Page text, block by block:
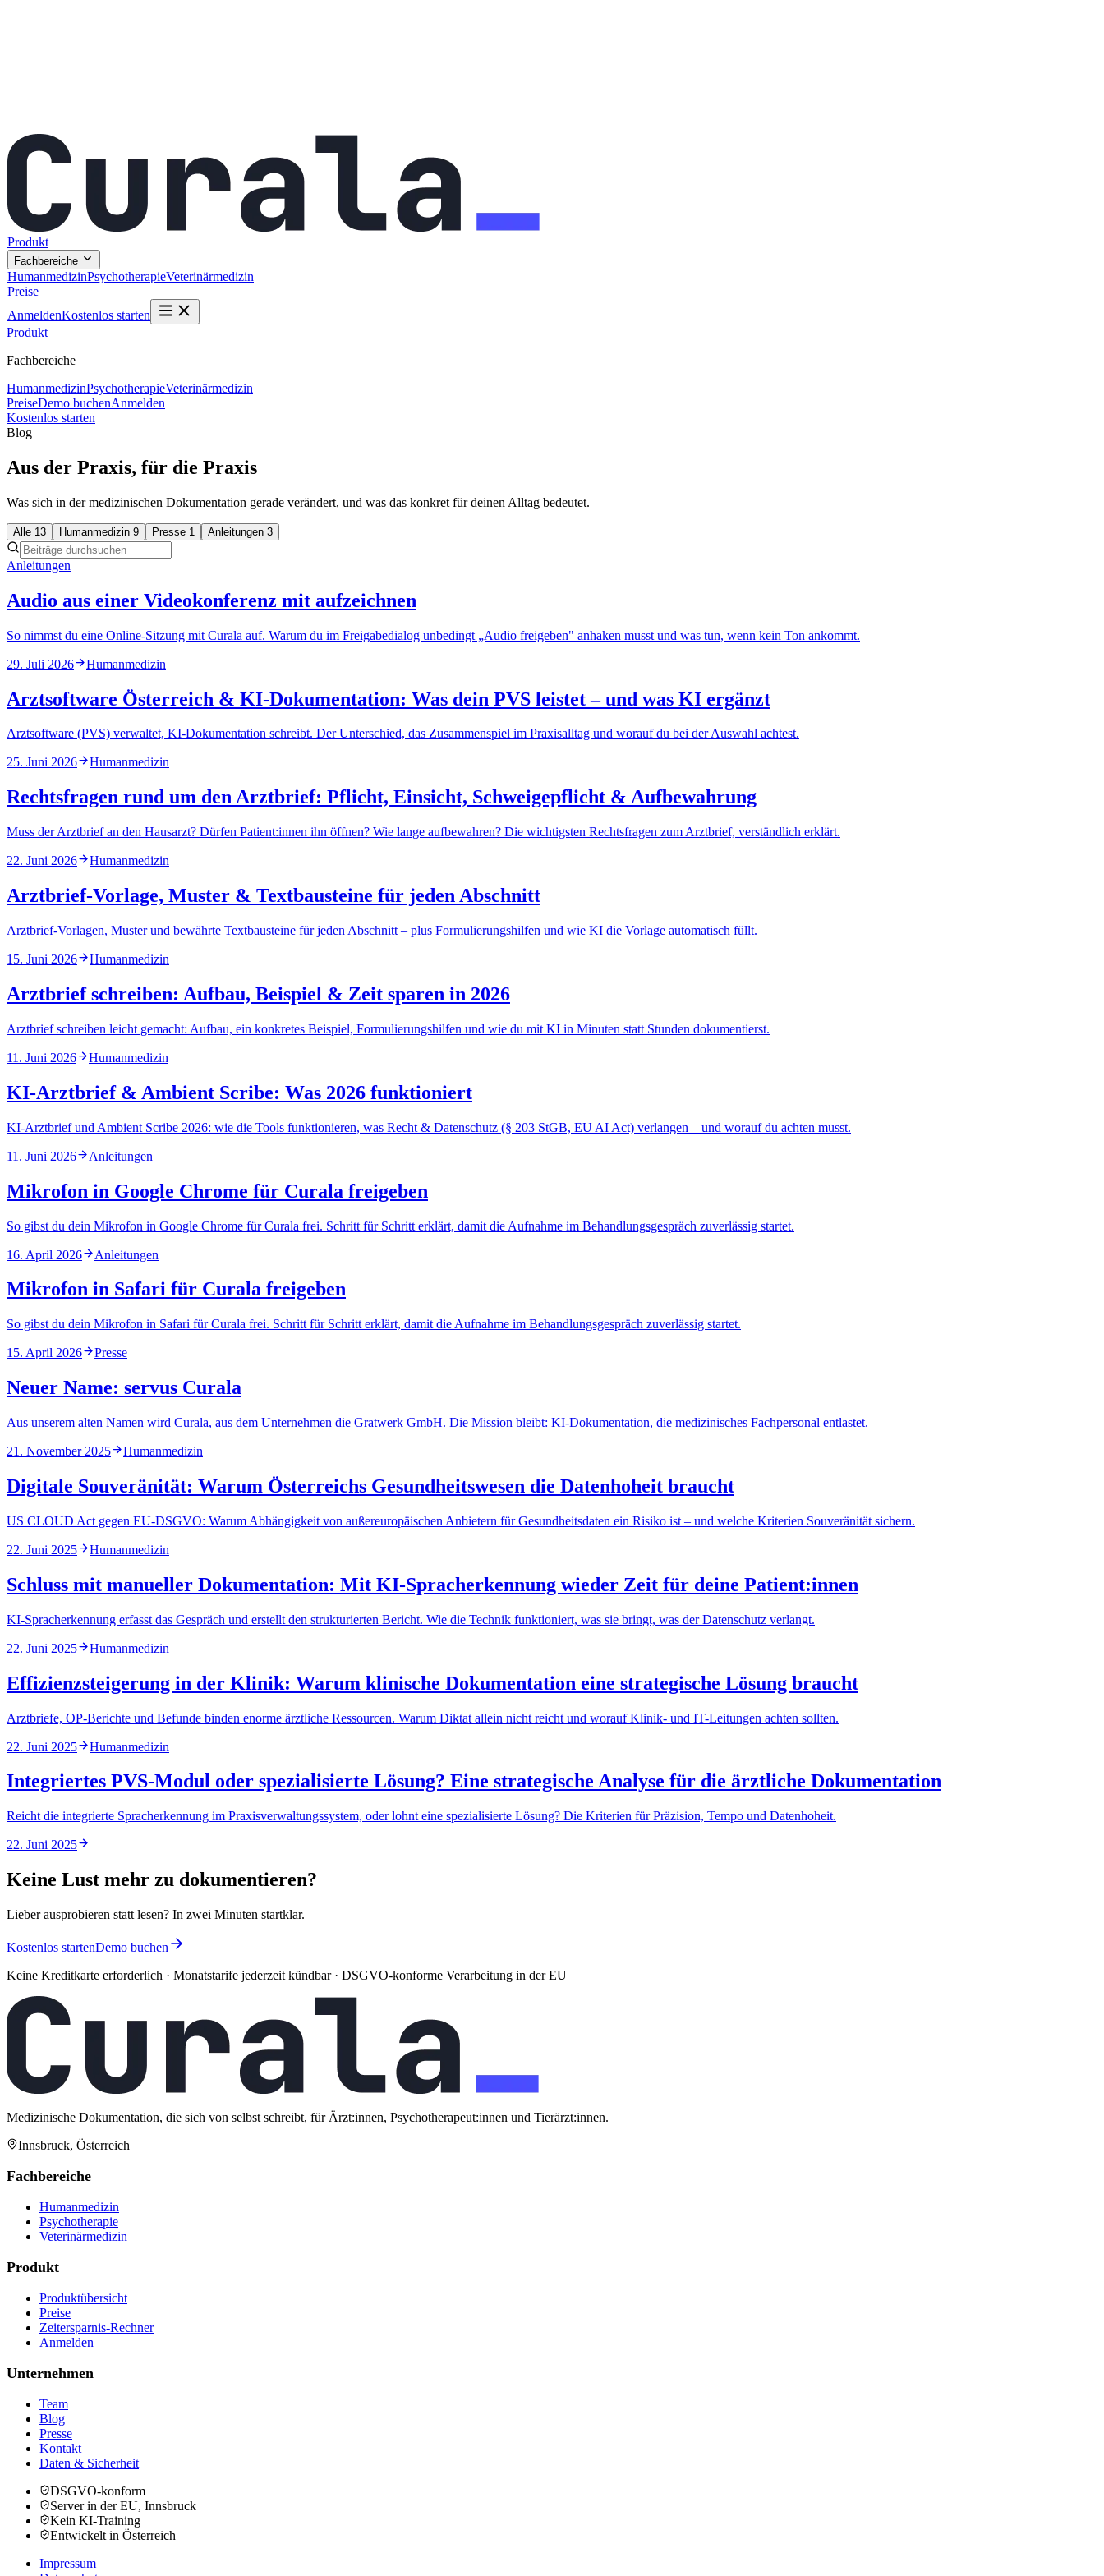
Produkt
Fachbereiche
HumanmedizinPsychotherapieVeterinärmedizin
Preise
AnmeldenKostenlos starten
Produkt
Fachbereiche
HumanmedizinPsychotherapieVeterinärmedizin
PreiseDemo buchenAnmelden
Kostenlos starten
Blog
Aus der Praxis, für die Praxis
Was sich in der medizinischen Dokumentation gerade verändert, und was das konkret für deinen Alltag bedeutet.
Alle 13 Humanmedizin 9 Presse 1 Anleitungen 3
Anleitungen
Audio aus einer Videokonferenz mit aufzeichnen
So nimmst du eine Online-Sitzung mit Curala auf. Warum du im Freigabedialog unbedingt „Audio freigeben" anhaken musst und was tun, wenn kein Ton ankommt.
29. Juli 2026 Humanmedizin
Arztsoftware Österreich & KI-Dokumentation: Was dein PVS leistet – und was KI ergänzt
Arztsoftware (PVS) verwaltet, KI-Dokumentation schreibt. Der Unterschied, das Zusammenspiel im Praxisalltag und worauf du bei der Auswahl achtest.
25. Juni 2026 Humanmedizin
Rechtsfragen rund um den Arztbrief: Pflicht, Einsicht, Schweigepflicht & Aufbewahrung
Muss der Arztbrief an den Hausarzt? Dürfen Patient:innen ihn öffnen? Wie lange aufbewahren? Die wichtigsten Rechtsfragen zum Arztbrief, verständlich erklärt.
22. Juni 2026 Humanmedizin
Arztbrief-Vorlage, Muster & Textbausteine für jeden Abschnitt
Arztbrief-Vorlagen, Muster und bewährte Textbausteine für jeden Abschnitt – plus Formulierungshilfen und wie KI die Vorlage automatisch füllt.
15. Juni 2026 Humanmedizin
Arztbrief schreiben: Aufbau, Beispiel & Zeit sparen in 2026
Arztbrief schreiben leicht gemacht: Aufbau, ein konkretes Beispiel, Formulierungshilfen und wie du mit KI in Minuten statt Stunden dokumentierst.
11. Juni 2026 Humanmedizin
KI-Arztbrief & Ambient Scribe: Was 2026 funktioniert
KI-Arztbrief und Ambient Scribe 2026: wie die Tools funktionieren, was Recht & Datenschutz (§ 203 StGB, EU AI Act) verlangen – und worauf du achten musst.
11. Juni 2026 Anleitungen
Mikrofon in Google Chrome für Curala freigeben
So gibst du dein Mikrofon in Google Chrome für Curala frei. Schritt für Schritt erklärt, damit die Aufnahme im Behandlungsgespräch zuverlässig startet.
16. April 2026 Anleitungen
Mikrofon in Safari für Curala freigeben
So gibst du dein Mikrofon in Safari für Curala frei. Schritt für Schritt erklärt, damit die Aufnahme im Behandlungsgespräch zuverlässig startet.
15. April 2026 Presse
Neuer Name: servus Curala
Aus unserem alten Namen wird Curala, aus dem Unternehmen die Gratwerk GmbH. Die Mission bleibt: KI-Dokumentation, die medizinisches Fachpersonal entlastet.
21. November 2025 Humanmedizin
Digitale Souveränität: Warum Österreichs Gesundheitswesen die Datenhoheit braucht
US CLOUD Act gegen EU-DSGVO: Warum Abhängigkeit von außereuropäischen Anbietern für Gesundheitsdaten ein Risiko ist – und welche Kriterien Souveränität sichern.
22. Juni 2025 Humanmedizin
Schluss mit manueller Dokumentation: Mit KI-Spracherkennung wieder Zeit für deine Patient:innen
KI-Spracherkennung erfasst das Gespräch und erstellt den strukturierten Bericht. Wie die Technik funktioniert, was sie bringt, was der Datenschutz verlangt.
22. Juni 2025 Humanmedizin
Effizienzsteigerung in der Klinik: Warum klinische Dokumentation eine strategische Lösung braucht
Arztbriefe, OP-Berichte und Befunde binden enorme ärztliche Ressourcen. Warum Diktat allein nicht reicht und worauf Klinik- und IT-Leitungen achten sollten.
22. Juni 2025 Humanmedizin
Integriertes PVS-Modul oder spezialisierte Lösung? Eine strategische Analyse für die ärztliche Dokumentation
Reicht die integrierte Spracherkennung im Praxisverwaltungssystem, oder lohnt eine spezialisierte Lösung? Die Kriterien für Präzision, Tempo und Datenhoheit.
22. Juni 2025
Keine Lust mehr zu dokumentieren?
Lieber ausprobieren statt lesen? In zwei Minuten startklar.
Kostenlos startenDemo buchen
Keine Kreditkarte erforderlich · Monatstarife jederzeit kündbar · DSGVO-konforme Verarbeitung in der EU
Medizinische Dokumentation, die sich von selbst schreibt, für Ärzt:innen, Psychotherapeut:innen und Tierärzt:innen.
Innsbruck, Österreich
Fachbereiche
Humanmedizin
Psychotherapie
Veterinärmedizin
Produkt
Produktübersicht
Preise
Zeitersparnis-Rechner
Anmelden
Unternehmen
Team
Blog
Presse
Kontakt
Daten & Sicherheit
DSGVO-konform
Server in der EU, Innsbruck
Kein KI-Training
Entwickelt in Österreich
Impressum